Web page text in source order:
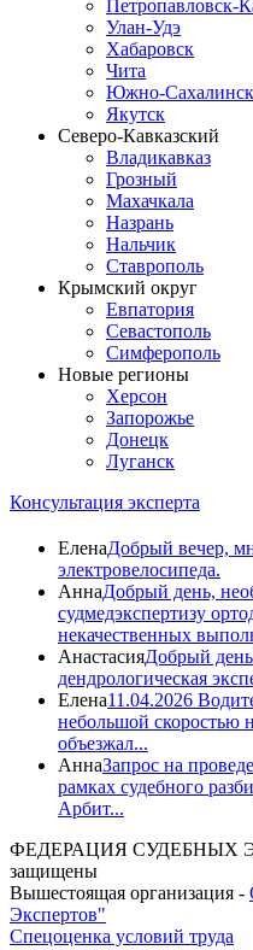
Петропавловск-
Улан-Удэ
Хабаровск
Чита
Южно-Сахалинск
Якутск
Северо-Кавказский
Владикавказ
Грозный
Махачкала
Назрань
Нальчик
Ставрополь
Крымский округ
Евпатория
Севастополь
Симферополь
Новые регионы
Херсон
Запорожье
Донецк
Луганск
Консультация эксперта
ЕленаДобрый вечер,
электровелосипеда.
АннаДобрый день,
судмедэкспертизу
некачественных
АнастасияДобрый
дендрологическая
Елена11.04.2026
небольшой скоростью
объезжал...
АннаЗапрос на
рамках судебного
Арбит...
ФЕДЕРАЦИЯ СУДЕБНЫХ
защищены
Вышестоящая организация -
Экспертов"
Спецоценка условий труда